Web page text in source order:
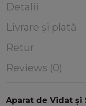
Detalii
Livrare și plată
Retur
Reviews (0)
Aparat de Vidat și